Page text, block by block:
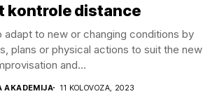
kontrole distance
adapt to new or changing conditions by
plans or physical actions to suit the new
and...
AKADEMIJA 11 KOLOVOZA, 2023